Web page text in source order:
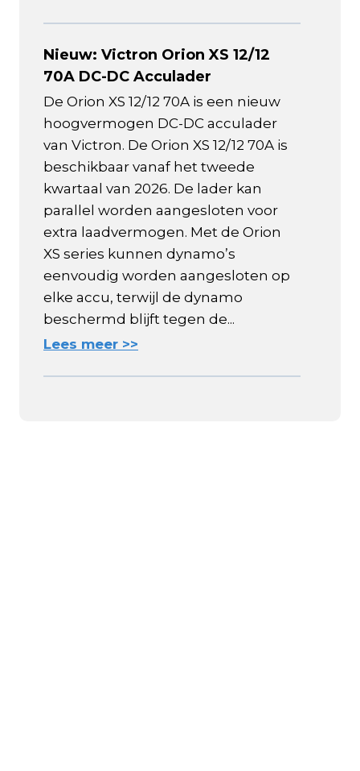
Nieuw: Victron Orion XS 12/12
70A DC-DC Acculader
De Orion XS 12/12 70A is een nieuw
hoogvermogen DC-DC acculader
van Victron. De Orion XS 12/12 70A is
beschikbaar vanaf het tweede
kwartaal van 2026. De lader kan
parallel worden aangesloten voor
extra laadvermogen. Met de Orion
XS series kunnen dynamo’s
eenvoudig worden aangesloten op
elke accu, terwijl de dynamo
beschermd blijft tegen de...
Lees meer >>